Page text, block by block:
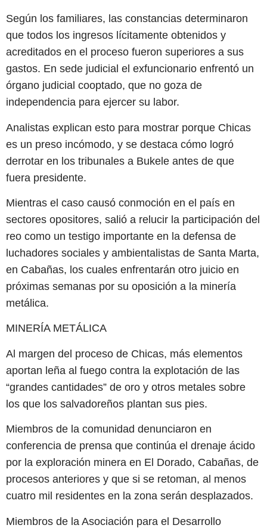
Según los familiares, las constancias determinaron
que todos los ingresos lícitamente obtenidos y
acreditados en el proceso fueron superiores a sus
gastos. En sede judicial el exfuncionario enfrentó un
órgano judicial cooptado, que no goza de
independencia para ejercer su labor.
Analistas explican esto para mostrar porque Chicas
es un preso incómodo, y se destaca cómo logró
derrotar en los tribunales a Bukele antes de que
fuera presidente.
Mientras el caso causó conmoción en el país en
sectores opositores, salió a relucir la participación del
reo como un testigo importante en la defensa de
luchadores sociales y ambientalistas de Santa Marta,
en Cabañas, los cuales enfrentarán otro juicio en
próximas semanas por su oposición a la minería
metálica.
MINERÍA METÁLICA
Al margen del proceso de Chicas, más elementos
aportan leña al fuego contra la explotación de las
“grandes cantidades” de oro y otros metales sobre
los que los salvadoreños plantan sus pies.
Miembros de la comunidad denunciaron en
conferencia de prensa que continúa el drenaje ácido
por la exploración minera en El Dorado, Cabañas, de
procesos anteriores y que si se retoman, al menos
cuatro mil residentes en la zona serán desplazados.
Miembros de la Asociación para el Desarrollo